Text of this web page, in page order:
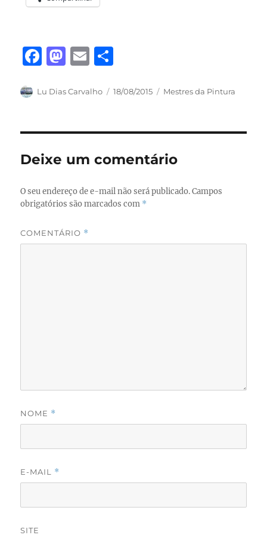
F
c
b
o
o
k
M
st
d
o
n
E
ai a
Autor
Lu Dias Carvalho
Publicado
18/08/2015 Categorias
Mestres da Pintura
Deixe um comentário
O seu endereço de e-mail não será publicado. Campos
obrigatórios são marcados com *
COMENTÁRIO *
NOME *
E-MAIL *
SITE